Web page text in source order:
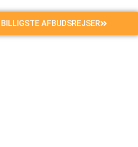
BILLIGSTE AFBUDSREJSER